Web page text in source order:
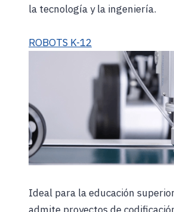
la tecnología y la ingeniería.
ROBOTS K-12
Ideal para la educación